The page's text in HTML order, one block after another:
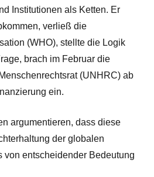
Institutionen als Ketten. Er
verließ die
(WHO), stellte die Logik
brach im Februar die
(UNHRC) ab
ein.
argumentieren, dass diese
der globalen
von entscheidender Bedeutung